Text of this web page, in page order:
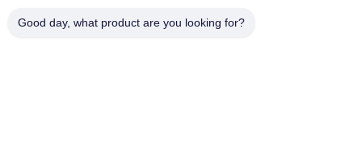
διατηρούνται.
Good day, what product are you looking for?